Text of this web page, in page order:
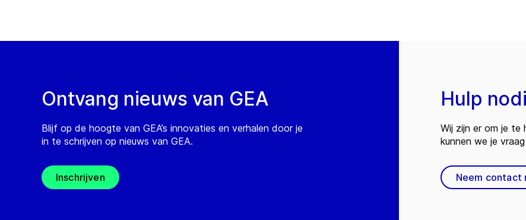
Ontvang nieuws van GEA
Blijf op de hoogte van GEA’s innovaties en verhalen door je
in te schrijven op nieuws van GEA.
Inschrijven
Hulp
Wij zijn er om je te
kunnen we je
Neem contact